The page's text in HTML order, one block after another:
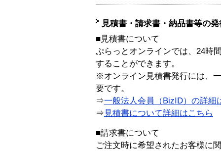
見積書・請求書・納品書等の
■見積書について
ぷらっとオンラインでは、24時
することができます。
※オンライン見積書発行には、
要です。
⇒一般法人会員（BizID）の詳細
⇒ 見積書について詳細はこちら
■請求書について
ご注文時に希望されたお客様に